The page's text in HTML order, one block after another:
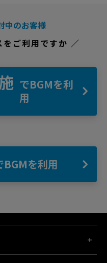
中のお客様
ご利用ですか ／
でBGMを利
用
BGMを利用